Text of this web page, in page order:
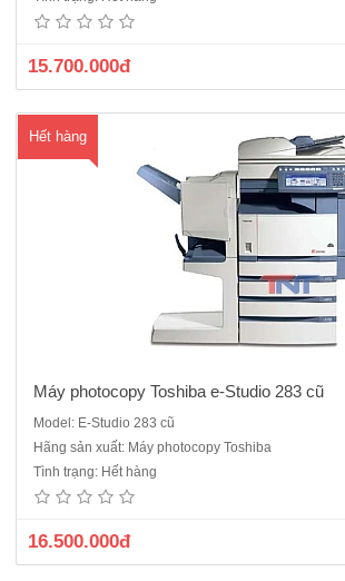
15.700.000đ
Hết hàng
(ARDF)- Bộ tự động đảo 2 mặt bản sao (Duplex)-
bản/phút, khổ giấy lớn nhất : A3-Tốc độ Scan
Máy photocopy Toshiba e-Studio 283 cũ
Model: E-Studio 283 cũ
Hãng sản xuất: Máy photocopy Toshiba
Tình trạng: Hết hàng
16.500.000đ
Máy photocopy Toshiba E-Studio 255 cũ- Chức
mạng – Scan màu- Khổ sao chụp từ A5 – A3- Sao
Thời gian khởi động máy là 20 giây- Tốc độ sao
phút- Độ phóng to thu nhỏ từ 25% -